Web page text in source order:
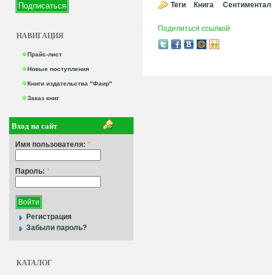
НАВИГАЦИЯ
Прайс-лист
Новые поступления
Книги издательства "Фаир"
Заказ книг
Вход на сайт
Имя пользователя: *
Пароль: *
Регистрация
Забыли пароль?
КАТАЛОГ
Теги Книга
Поделиться ссылкой